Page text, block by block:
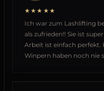
★★★★★
Ich war zum Lashlifting
als zufrieden!! Sie ist
Arbeit ist einfach perfekt.
Winpern haben noch nie